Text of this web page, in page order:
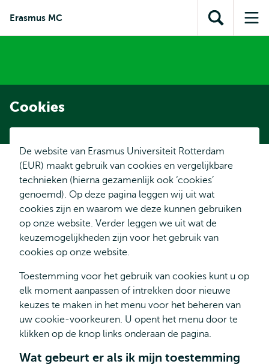
inhoud
Direct naar
subnavigatie
Erasmus MC
Toon
zoekveld
Cookies
De website van Erasmus Universiteit Rotterdam
(EUR) maakt gebruik van cookies en vergelijkbare
technieken (hierna gezamenlijk ook ‘cookies’
genoemd). Op deze pagina leggen wij uit wat
cookies zijn en waarom we deze kunnen gebruiken
op onze website. Verder leggen we uit wat de
keuzemogelijkheden zijn voor het gebruik van
cookies op onze website.
Toestemming voor het gebruik van cookies kunt u op
elk moment aanpassen of intrekken door nieuwe
keuzes te maken in het menu voor het beheren van
uw cookie-voorkeuren. U opent het menu door te
klikken op de knop links onderaan de pagina.
Wat gebeurt er als ik mijn toestemming